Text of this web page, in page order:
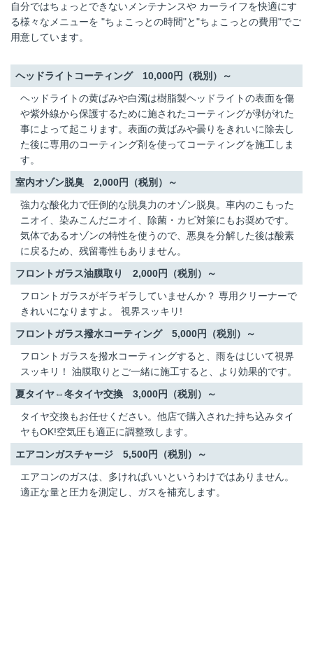
自分ではちょっとできないメンテナンスや カーライフを快適にす
る様々なメニューを "ちょこっとの時間"と"ちょこっとの費用"でご
用意しています。
ヘッドライトコーティング 10,000円（税別）～
ヘッドライトの黄ばみや白濁は樹脂製ヘッドライトの表面を傷
や紫外線から保護するために施されたコーティングが剥がれた
事によって起こります。表面の黄ばみや曇りをきれいに除去し
た後に専用のコーティング剤を使ってコーティングを施工しま
す。
室内オゾン脱臭 2,000円（税別）～
強力な酸化力で圧倒的な脱臭力のオゾン脱臭。車内のこもった
ニオイ、染みこんだニオイ、除菌・カビ対策にもお奨めです。
気体であるオゾンの特性を使うので、悪臭を分解した後は酸素
に戻るため、残留毒性もありません。
フロントガラス油膜取り 2,000円（税別）～
フロントガラスがギラギラしていませんか？ 専用クリーナーで
きれいになりますよ。 視界スッキリ!
フロントガラス撥水コーティング 5,000円（税別）～
フロントガラスを撥水コーティングすると、雨をはじいて視界
スッキリ！ 油膜取りとご一緒に施工すると、より効果的です。
夏タイヤ⇔冬タイヤ交換 3,000円（税別）～
タイヤ交換もお任せください。他店で購入された持ち込みタイ
ヤもOK!空気圧も適正に調整致します。
エアコンガスチャージ 5,500円（税別）～
エアコンのガスは、多ければいいというわけではありません。
適正な量と圧力を測定し、ガスを補充します。